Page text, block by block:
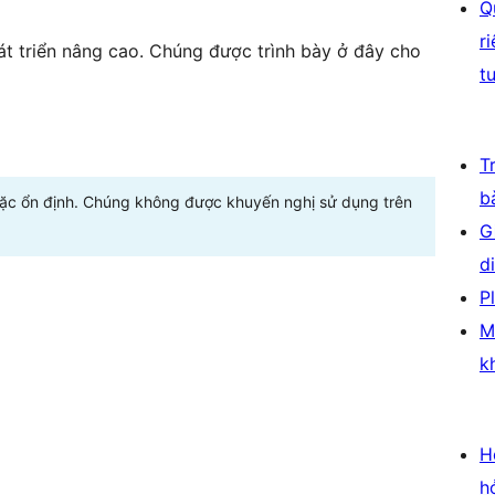
triển nâng cao. Chúng được trình bày ở đây cho
ổn định. Chúng không được khuyến nghị sử dụng trên